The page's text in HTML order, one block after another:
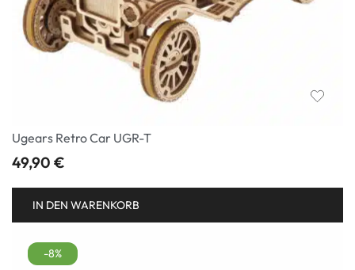
Ugears Retro Car UGR-T
49,90 €
IN DEN WARENKORB
-8%